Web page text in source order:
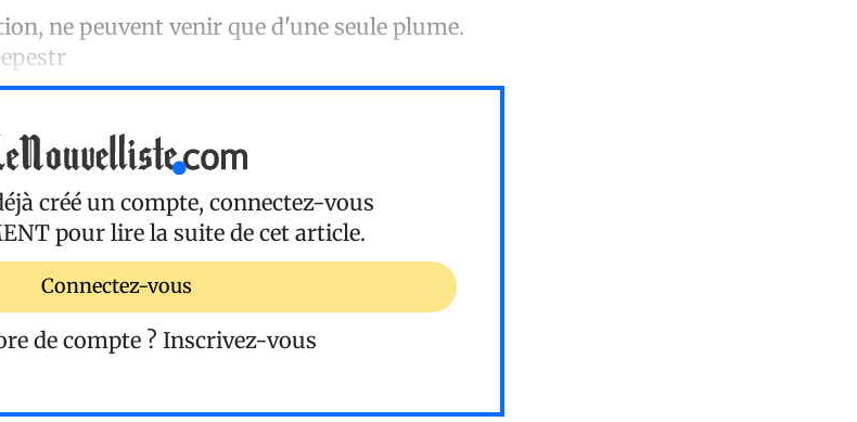
ne peuvent venir que d'une seule plume.
créé un compte, connectez-vous
pour lire la suite de cet article.
Connectez-vous
de compte ? Inscrivez-vous